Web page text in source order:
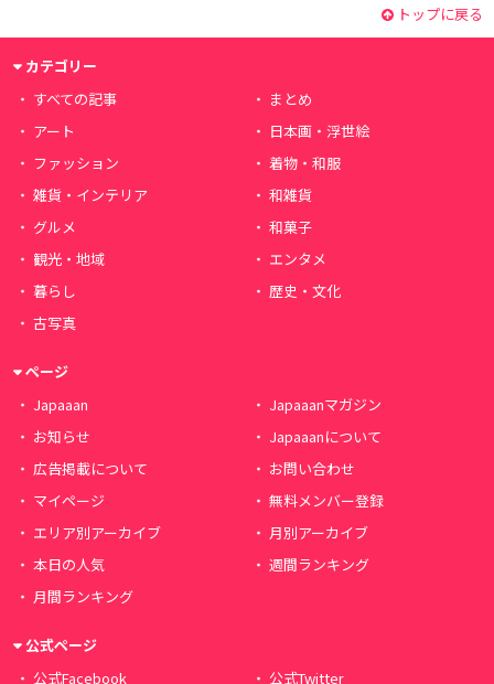
トップに戻る
カテゴリー
すべての記事
まとめ
アート
日本画・浮世絵
ファッション
着物・和服
雑貨・インテリア
和雑貨
グルメ
和菓子
観光・地域
エンタメ
暮らし
歴史・文化
古写真
ページ
Japaaan
Japaaanマガジン
お知らせ
Japaaanについて
広告掲載について
お問い合わせ
マイページ
無料メンバー登録
エリア別アーカイブ
月別アーカイブ
本日の人気
週間ランキング
月間ランキング
公式ページ
公式Facebook
公式Twitter